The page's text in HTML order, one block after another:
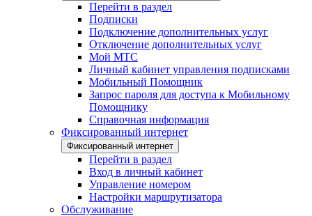
Перейти в раздел
Подписки
Подключение дополнительных услуг
Отключение дополнительных услуг
Мой МТС
Личный кабинет управления подписками
Мобильный Помощник
Запрос пароля для доступа к Мобильному
Помощнику
Справочная информация
Фиксированный интернет
Фиксированный интернет
Перейти в раздел
Вход в личный кабинет
Управление номером
Настройки маршрутизатора
Обслуживание